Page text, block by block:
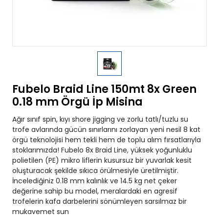
Fubelo Braid Line 150mt 8x Green
0.18 mm Örgü İp Misina
Ağır sınıf spin, kıyı shore jigging ve zorlu tatlı/tuzlu su
trofe avlarında gücün sınırlarını zorlayan yeni nesil 8 kat
örgü teknolojisi hem tekli hem de toplu alım fırsatlarıyla
stoklarımızda! Fubelo 8x Braid Line, yüksek yoğunluklu
polietilen (PE) mikro liflerin kusursuz bir yuvarlak kesit
oluşturacak şekilde sıkıca örülmesiyle üretilmiştir.
İncelediğiniz 0.18 mm kalınlık ve 14.5 kg net çeker
değerine sahip bu model, meralardaki en agresif
trofelerin kafa darbelerini sönümleyen sarsılmaz bir
mukavemet sun